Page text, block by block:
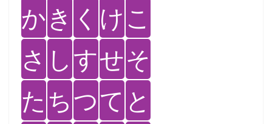
かき く けこ
さ しすせそ
た ちつて と